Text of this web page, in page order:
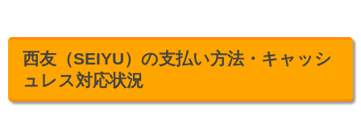
西友（SEIYU）の支払い方法・キャッシ
ュレス対応状況